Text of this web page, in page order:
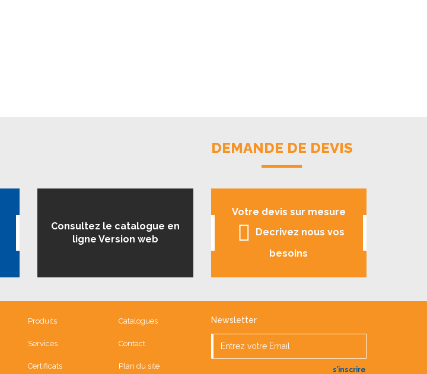
Consultez le catalogue en
ligne Version web
DEMANDE DE DEVIS
Votre devis sur mesure
Decrivez nous vos
besoins
Produits
Services
Certificats
Catalogues
Contact
Plan du site
Newsletter
s’inscrire